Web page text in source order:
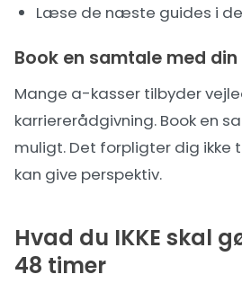
Læse de næste guides i
Book en samtale med
Mange a-kasser tilbyder
karriererådgivning. Book en
muligt. Det forpligter dig ikke
kan give perspektiv.
Hvad du IKKE skal
48 timer